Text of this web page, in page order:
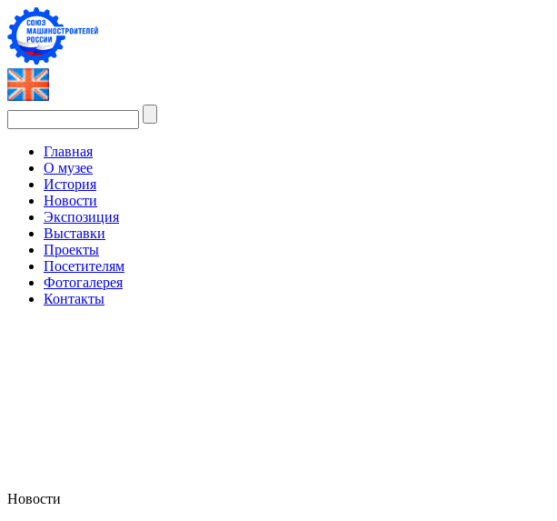
Главная
О музее
История
Новости
Экспозиция
Выставки
Проекты
Посетителям
Фотогалерея
Контакты
Новости